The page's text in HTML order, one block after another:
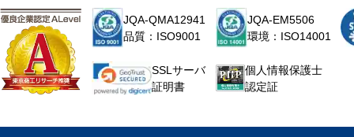
JQA-QMA12941
品質：ISO9001
JQA-EM5506
環境：ISO14001
SSLサーバ
証明書
個人情報保護士
認定証